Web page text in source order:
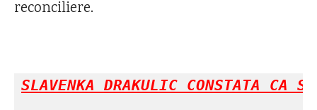
reconciliere.
SLAVENKA DRAKULIC CONSTATA CA